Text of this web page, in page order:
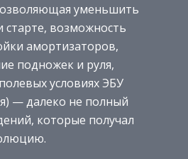
уменьшить
старте, возможность
амортизаторов,
подножек и руля,
условиях ЭБУ
— далеко не полный
которые получал